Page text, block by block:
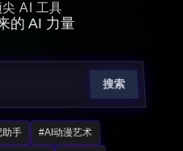
尖 AI 工具
的 AI 力量
搜索
助手 #AI动漫艺术